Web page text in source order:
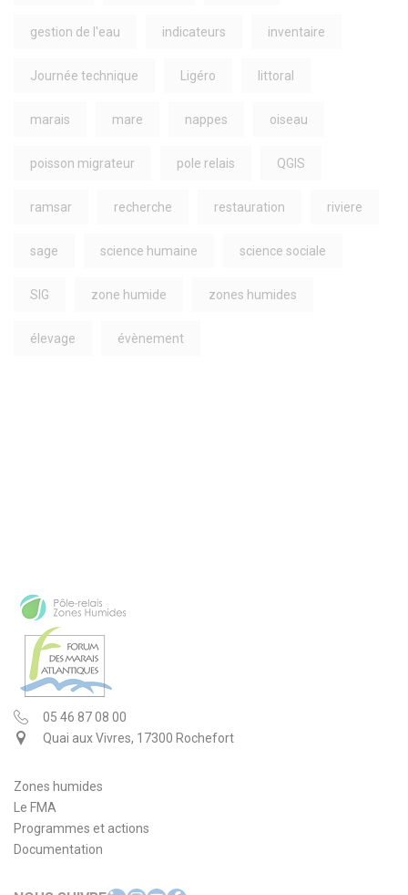
gestion de l'eau indicateurs inventaire
Journée technique Ligéro littoral
marais mare nappes oiseau
poisson migrateur pole relais QGIS
ramsar recherche restauration riviere
sage science humaine science sociale
SIG zone humide zones humides
élevage évènement
05 46 87 08 00
Quai aux Vivres, 17300 Rochefort
Zones humides
Le FMA
Programmes et actions
Documentation